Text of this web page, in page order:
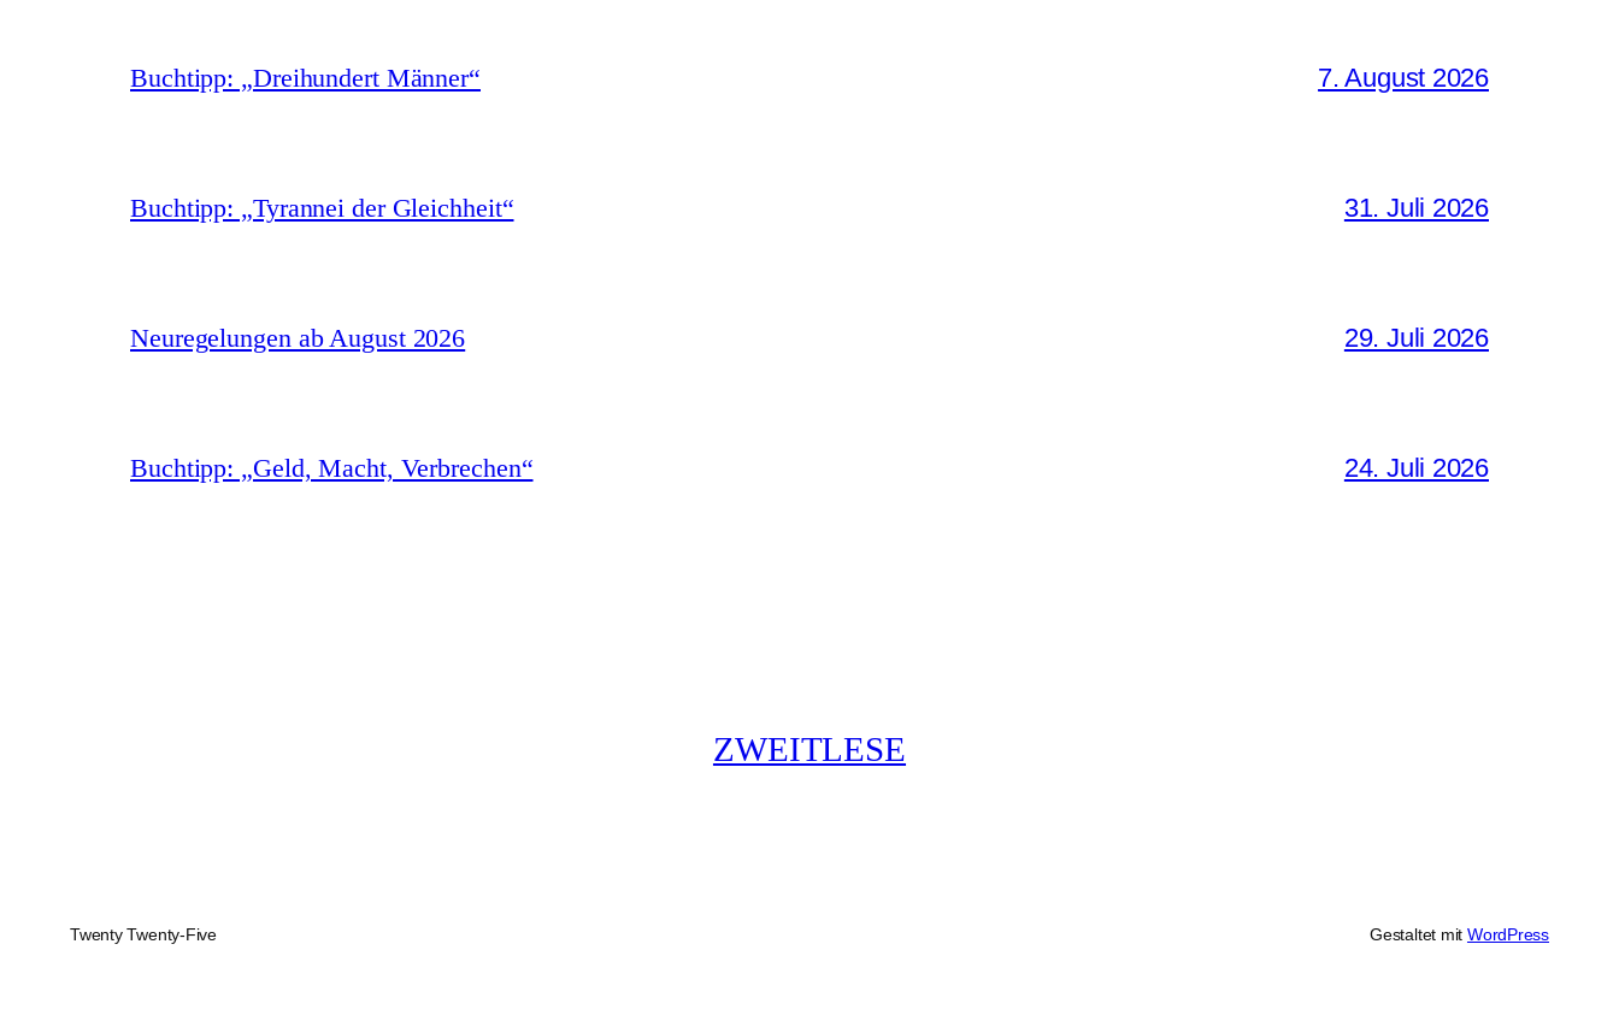
Buchtipp: „Dreihundert Männer“ 7. August 2026
Buchtipp: „Tyrannei der Gleichheit“ 31. Juli 2026
Neuregelungen ab August 2026 29. Juli 2026
Buchtipp: „Geld, Macht, Verbrechen“ 24. Juli 2026
ZWEITLESE
Twenty Twenty-Five Gestaltet mit WordPress